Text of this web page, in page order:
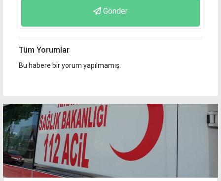
Gönder
Tüm Yorumlar
Bu habere bir yorum yapılmamış.